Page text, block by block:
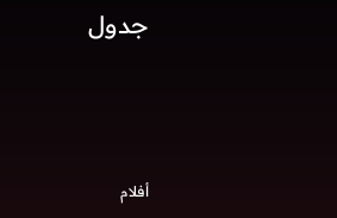
جدول
أفلام